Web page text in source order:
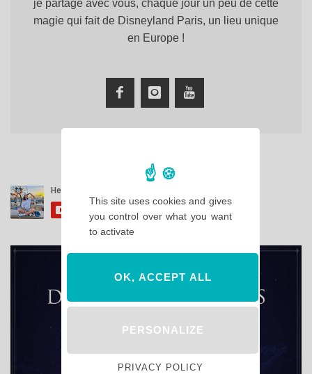
je partage avec vous, chaque jour un peu de cette
magie qui fait de Disneyland Paris, un lieu unique
en Europe !
This site uses cookies and gives
you control over what you want
to activate
OK, ACCEPT ALL
PERSONALIZE
PRIVACY POLICY